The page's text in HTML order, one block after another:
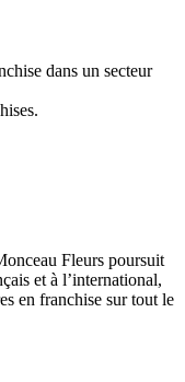
dans un secteur
Fleurs poursuit
et à l’international,
en franchise sur tout le